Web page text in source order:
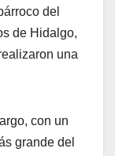
del
de Hidalgo,
una
con un
grande del